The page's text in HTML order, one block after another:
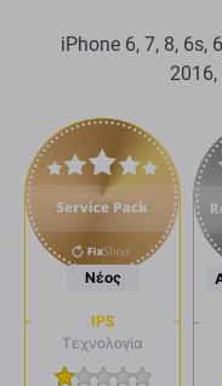
iPhone 6, 7, 8, 6s,
2016,
Νέος
IPS
Τεχνολογία